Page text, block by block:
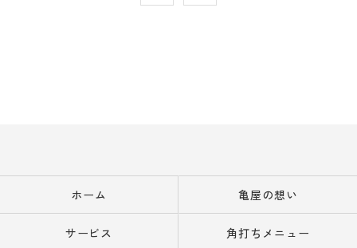
ホーム 亀屋の想い
サービス 角打ちメニュー